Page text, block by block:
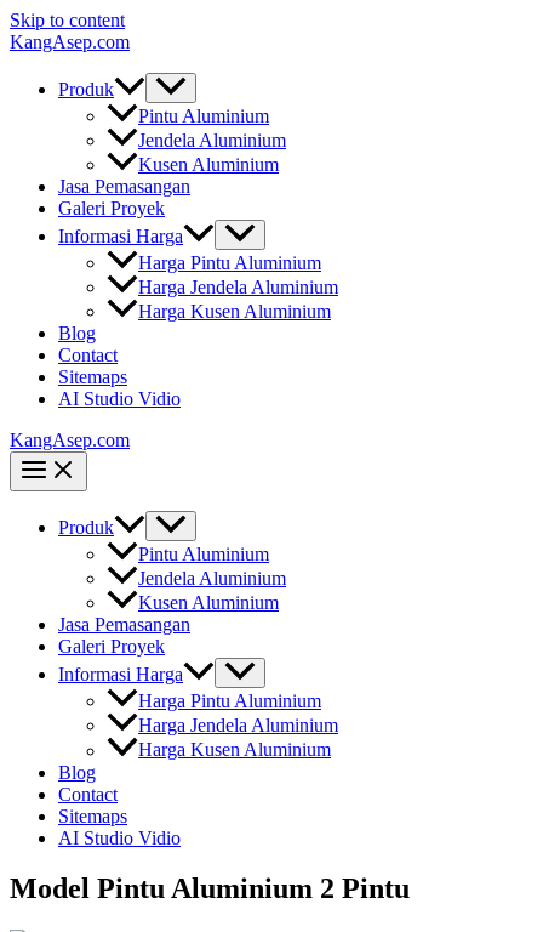
Skip to content
KangAsep.com
Produk
Pintu Aluminium
Jendela Aluminium
Kusen Aluminium
Jasa Pemasangan
Galeri Proyek
Informasi Harga
Harga Pintu Aluminium
Harga Jendela Aluminium
Harga Kusen Aluminium
Blog
Contact
Sitemaps
AI Studio Vidio
KangAsep.com
Produk
Pintu Aluminium
Jendela Aluminium
Kusen Aluminium
Jasa Pemasangan
Galeri Proyek
Informasi Harga
Harga Pintu Aluminium
Harga Jendela Aluminium
Harga Kusen Aluminium
Blog
Contact
Sitemaps
AI Studio Vidio
Model Pintu Aluminium 2 Pintu